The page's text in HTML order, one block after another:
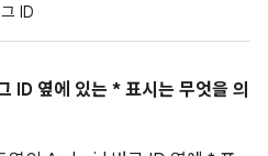
ID
옆에 있는 * 표시는 무엇을 의